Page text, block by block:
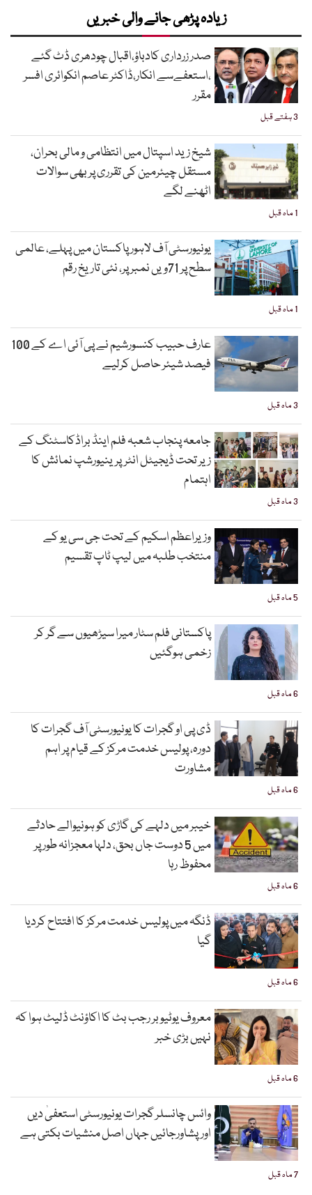
زیادہ پڑھی جانے والی خبریں
3 ہفتے قبل
صدر زرداری کادباؤ،اقبال چودھری ڈٹ گئے
،استعفےسے انکار،ڈاکٹر عاصم انکوائری افسر
مقرر
1 ماہ قبل
شیخ زید اسپتال میں انتظامی و مالی بحران،
مستقل چیئرمین کی تقرری پر بھی سوالات
اٹھنے لگے
1 ماہ قبل
یونیورسٹی آف لاہور پاکستان میں پہلے، عالمی
سطح پر 71ویں نمبر پر، نئی تاریخ رقم
3 ماہ قبل
عارف حبیب کنسورشیم نے پی آئی اے کے 100
فیصد شیئر حاصل کرلیے
3 ماہ قبل
جامعہ پنجاب شعبہ فلم اینڈ براڈکاسٹنگ کے
زیر تحت ڈیجیٹل انٹرپرینیورشپ نمائش کا
اہتمام
5 ماہ قبل
وزیراعظم اسکیم کے تحت جی سی یو کے
منتخب طلبہ میں لیپ ٹاپ تقسیم
6 ماہ قبل
پاکستانی فلم سٹار میرا سیڑھیوں سے گر کر
زخمی ہوگئیں
6 ماہ قبل
ڈی پی او گجرات کا یونیورسٹی آف گجرات کا
دورہ، پولیس خدمت مرکز کے قیام پر اہم
مشاورت
6 ماہ قبل
خیبر میں دلہے کی گاڑی کو ہونیوالے حادثے
میں 5 دوست جاں بحق، دلہا معجزانہ طور پر
محفوظ رہا
6 ماہ قبل
ڈنگہ میں پولیس خدمت مرکز کا افتتاح کردیا
گیا
6 ماہ قبل
معروف یوٹیوبر رجب بٹ کا اکاؤنٹ ڈلیٹ ہوا کہ
نہیں بڑی خبر
7 ماہ قبل
وائس چانسلر گجرات یونیورسٹی استعفیٰ دیں
اورپشاورجائیں جہاں اصل منشیات بکتی ہے